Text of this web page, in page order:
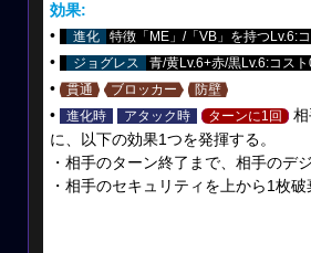
効果:
•
進化 特徴「ME」/「VB」を持つLv.6:
• ジョグレス 青/黄Lv.6+赤/黒Lv.6:コス
• 貫通 ブロッカー 防壁
• 進化時 アタック時 ターンに1回 相
に、以下の効果1つを発揮する。
・相手のターン終了まで、相手のデ
・相手のセキュリティを上から1枚